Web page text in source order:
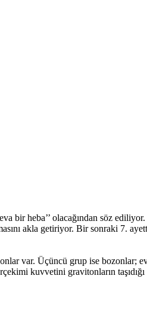
bir heba’’ olacağından söz
akla getiriyor. Bir sonraki 7.
var. Üçüncü grup ise bozonlar;
kuvvetini gravitonların